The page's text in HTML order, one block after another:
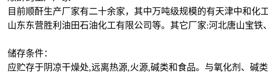
目前顺酐生产厂家有二十余家，其中万吨级规模的有天津中和化
山东东营胜利油田石油化工有限公司等。其它厂家:河北唐山宝铁
储存条件：
应贮存于阴凉干燥处,远离热源,火源,碱类和食品。与氧化剂、碱